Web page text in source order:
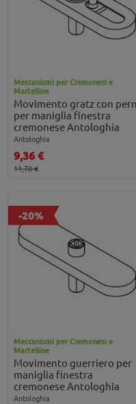
Meccanismi per Cremonesi e
Martelline
Movimento gratz con
per maniglia finestra
cremonese Antologhia
Antologhia
9,36 €
11,70 €
-20%
Meccanismi per Cremonesi e
Martelline
Movimento guerriero per
maniglia finestra
cremonese Antologhia
Antologhia